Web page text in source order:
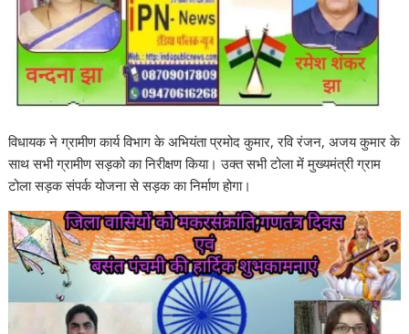
विधायक ने ग्रामीण कार्य विभाग के अभियंता प्रमोद कुमार, रवि रंजन, अजय कुमार के
साथ सभी ग्रामीण सड़को का निरीक्षण किया। उक्त सभी टोला में मुख्यमंत्री ग्राम
टोला सड़क संपर्क योजना से सड़क का निर्माण होगा।